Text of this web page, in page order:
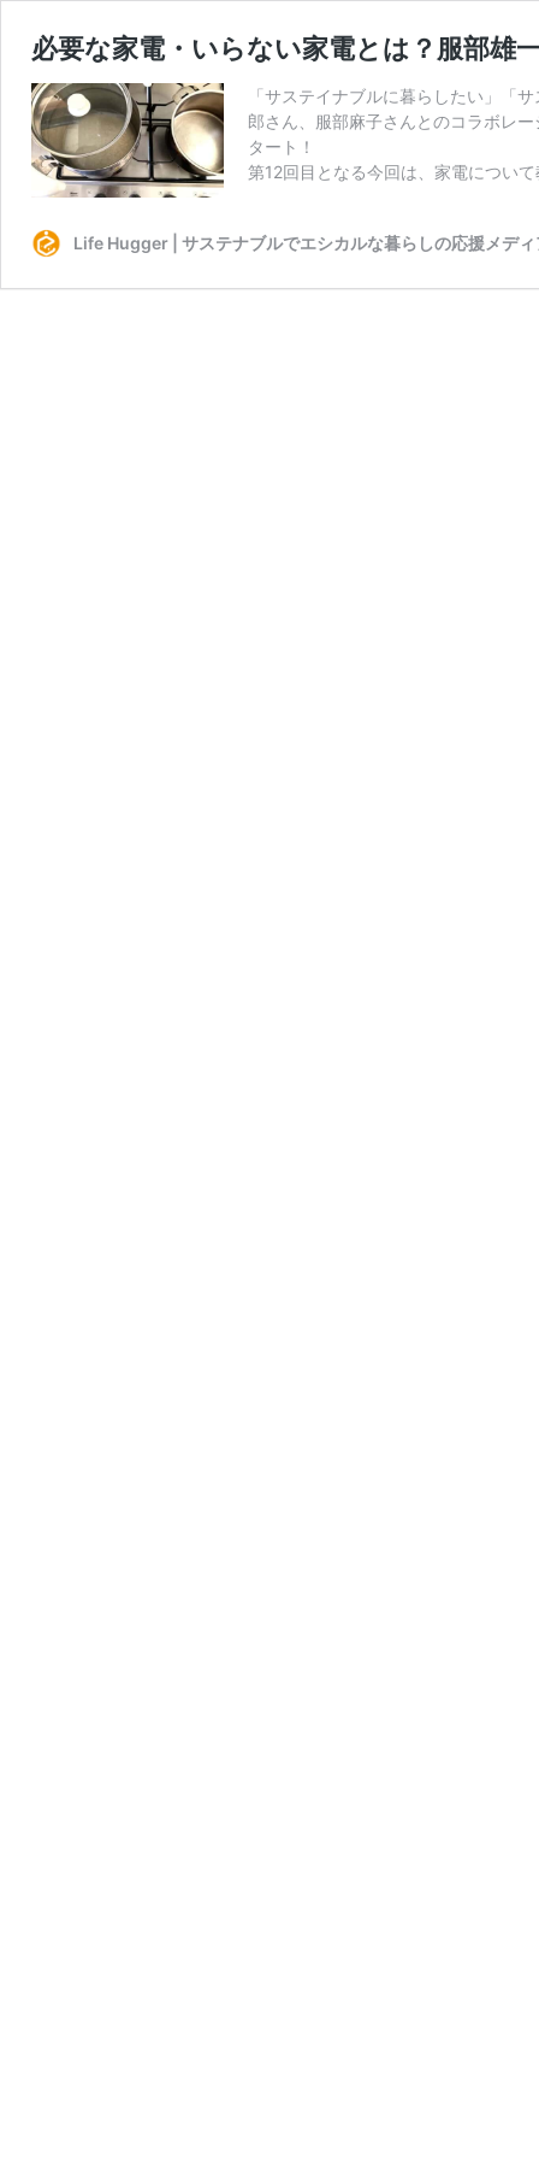
必要な家電・いらない家電とは？服部雄
「サステイナブルに暮らしたい」「
郎さん、服部麻子さんとのコラボレ
タート！
第12回目となる今回は、家電につい
Life Hugger | サステナブルでエシカルな暮らしの応援メディ